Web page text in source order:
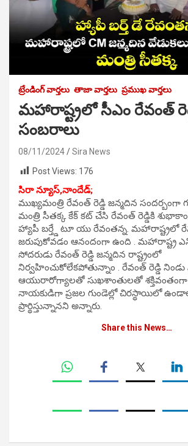
ట్రేండింగ్ వార్తలు తాజా వార్తలు ప్రముఖ వార్తలు
మహారాష్ట్రలో సీఎం రేవంత్
సంబరాలు
08/11/2024
Sira News
Post Views: 176
సిరా న్యూస్,నాందేడ్;
ముఖ్యమంత్రి రేవంత్ రెడ్డి జన్మదిన సందర్బంగా
మంత్రి సీతక్క కేక్ కట్ చేసి రేవంత్ రెడ్డికి
హ్యాపీ బర్త్డే టూ యు రేవంతన్న. మహారాష్ట్రలో
జరుపుకోవడం ఆనందంగా ఉంది . మహారాష్ట్ర
సోదరుడు రేవంత్ రెడ్డి జన్మదిన రాష్ట్రంలో
నిర్వహించుకోలేకపోతున్నాం . రేవంత్ రెడ్డి నిండు
ఆయురారోగ్యాలతో సుఖశాంతులతో శక్తివంతంగా
నాయకుడిగా ప్రజల గుండెల్లో చిరస్థాయిలో
ప్రార్థిస్తున్నానని అన్నారు.
Share this News…